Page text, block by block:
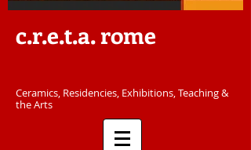
c.r.e.t.a. rome
C​eramics, Residencies, Exhibitions, Teaching &
the Arts​​